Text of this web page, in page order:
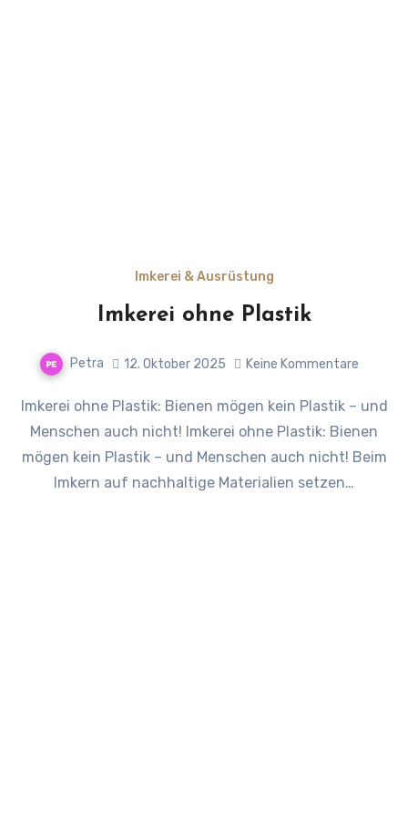
Imkerei & Ausrüstung
Imkerei ohne Plastik
Petra 12. Oktober 2025 Keine Kommentare
Menschen auch nicht! Imkerei ohne Plastik: Bienen
mögen kein Plastik – und Menschen auch nicht! Beim
Imkern auf nachhaltige Materialien setzen…